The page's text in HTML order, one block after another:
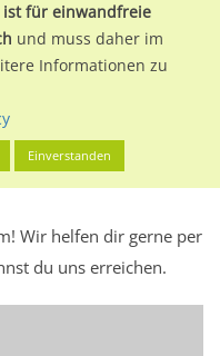
Leistungswerte. Damit
im Detail über den
sowie
unteren Teil dieser Seite
Wir helfen dir gerne per
du uns erreichen.
ist für einwandfreie
und muss daher im
Informationen zu
Einverstanden